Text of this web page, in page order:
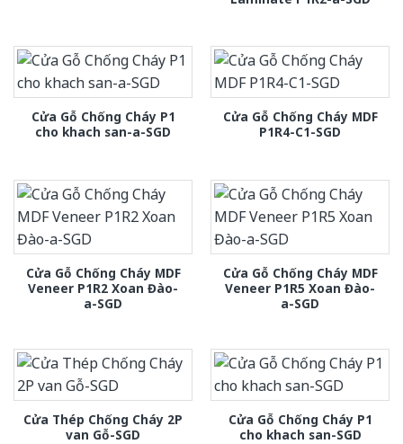
Cửa Gỗ Chống Cháy P1
cho khach san-a-SGD
Cửa Gỗ Chống Cháy MDF
P1R4-C1-SGD
Cửa Gỗ Chống Cháy MDF
Veneer P1R2 Xoan Đào-
a-SGD
Cửa Gỗ Chống Cháy MDF
Veneer P1R5 Xoan Đào-
a-SGD
Cửa Thép Chống Cháy 2P
van Gỗ-SGD
Cửa Gỗ Chống Cháy P1
cho khach san-SGD